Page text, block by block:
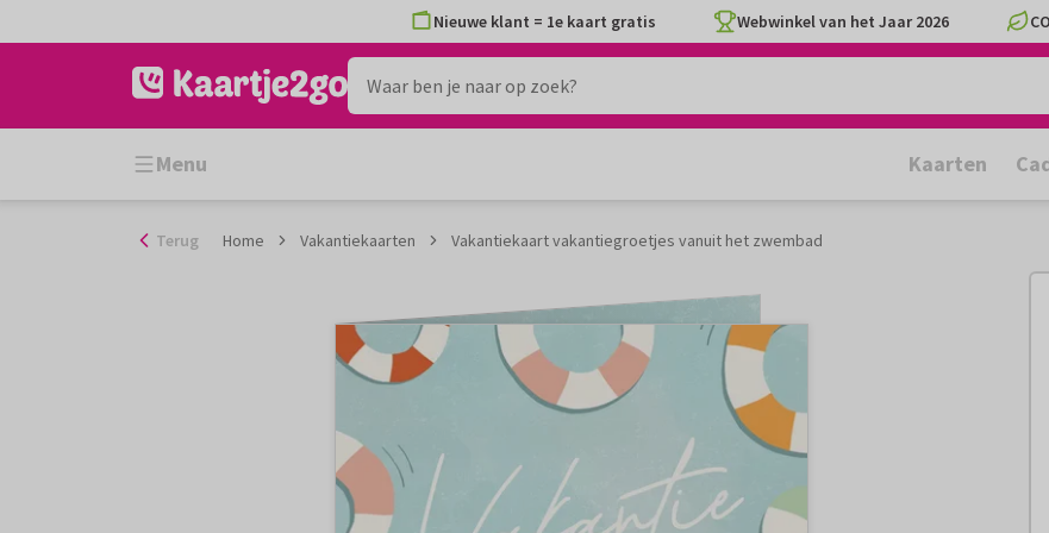
naar
Nieuwe klant = 1e kaart gratis Webwinkel van het Jaar 2026
Menu Kaarten
Terug Home Vakantiekaarten Vakantiekaart vakantiegroetjes vanuit het zwembad